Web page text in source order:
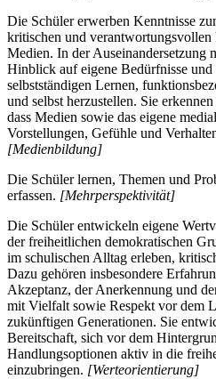
Die Schüler erwerben Kenntnisse
kritischen und
Medien. In der Auseinandersetzung
Hinblick auf eigene Bedürfnisse und
selbstständigen Lernen,
und selbst herzustellen. Sie
dass Medien sowie das eigene
Vorstellungen, Gefühle und
[Medienbildung]
Die Schüler lernen, Themen und
erfassen. [Mehrperspektivität]
Die Schüler entwickeln eigene
der freiheitlichen demokratischen
im schulischen Alltag erleben,
Dazu gehören insbesondere
Akzeptanz, der Anerkennung und
mit Vielfalt sowie Respekt vor dem
zukünftigen Generationen. Sie
Bereitschaft, sich vor dem
Handlungsoptionen aktiv in die
einzubringen. [Werteorientierung]